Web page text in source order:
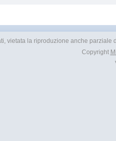
vietata la riproduzione anche
Copyright